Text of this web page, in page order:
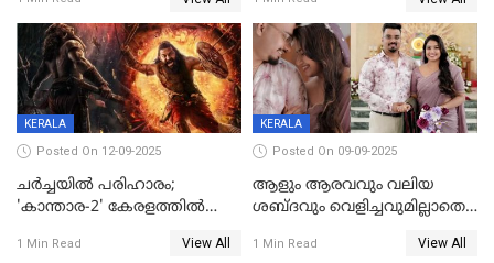
മനസിലായി, കടുത്ത
തീരുമാനവുമായി ഐശ്വര്യ
ലക്ഷ്മി
ഹിറ്റായി ഓണം മൂഡ് ഗാനം
KERALA
Posted On 12-09-2025
ചർച്ചയിൽ പരിഹാരം;
'കാന്താര-2' കേരളത്തിൽ
ഫിയോക്ക്
1 Min Read View All
KERALA
Posted On 09-09-2025
ആളും ആരവവും വലിയ
ശബ്ദവും വെളിച്ചവുമില്ലാതെ
വിവാഹിതയായെന്ന്‌ നടി ​
1 Min Read View All